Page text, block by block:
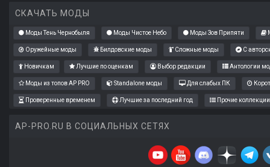
СКАЧАТЬ МОДЫ
Моды Тень Чернобыля Моды Чистое Небо Моды Зов Припяти
Оружейные моды Билдовские моды Сложные моды С
Новичкам Лучшие по оценкам Выбор редакции Антологии
Моды из топов AP PRO Standalone моды Для слабых ПК
Проверенные временем Лучшие за последний год Прочие коллекции
AP-PRO.RU В СОЦИАЛЬНЫХ СЕТЯХ